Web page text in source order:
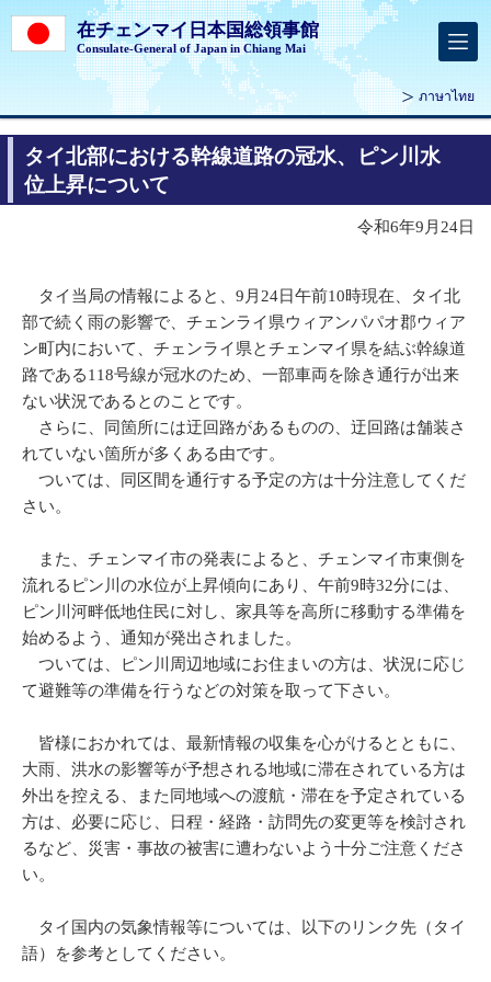
在チェンマイ日本国総領事館
Consulate-General of Japan in Chiang Mai
ภาษาไทย
タイ北部における幹線道路の冠水、ピン川水
位上昇について
令和6年9月24日
タイ当局の情報によると、9月24日午前10時現在、タイ北
部で続く雨の影響で、チェンライ県ウィアンパパオ郡ウィア
ン町内において、チェンライ県とチェンマイ県を結ぶ幹線道
路である118号線が冠水のため、一部車両を除き通行が出来
ない状況であるとのことです。
さらに、同箇所には迂回路があるものの、迂回路は舗装さ
れていない箇所が多くある由です。
ついては、同区間を通行する予定の方は十分注意してくだ
さい。
また、チェンマイ市の発表によると、チェンマイ市東側を
流れるピン川の水位が上昇傾向にあり、午前9時32分には、
ピン川河畔低地住民に対し、家具等を高所に移動する準備を
始めるよう、通知が発出されました。
ついては、ピン川周辺地域にお住まいの方は、状況に応じ
て避難等の準備を行うなどの対策を取って下さい。
皆様におかれては、最新情報の収集を心がけるとともに、
大雨、洪水の影響等が予想される地域に滞在されている方は
外出を控える、また同地域への渡航・滞在を予定されている
方は、必要に応じ、日程・経路・訪問先の変更等を検討され
るなど、災害・事故の被害に遭わないよう十分ご注意くださ
い。
タイ国内の気象情報等については、以下のリンク先（タイ
語）を参考としてください。